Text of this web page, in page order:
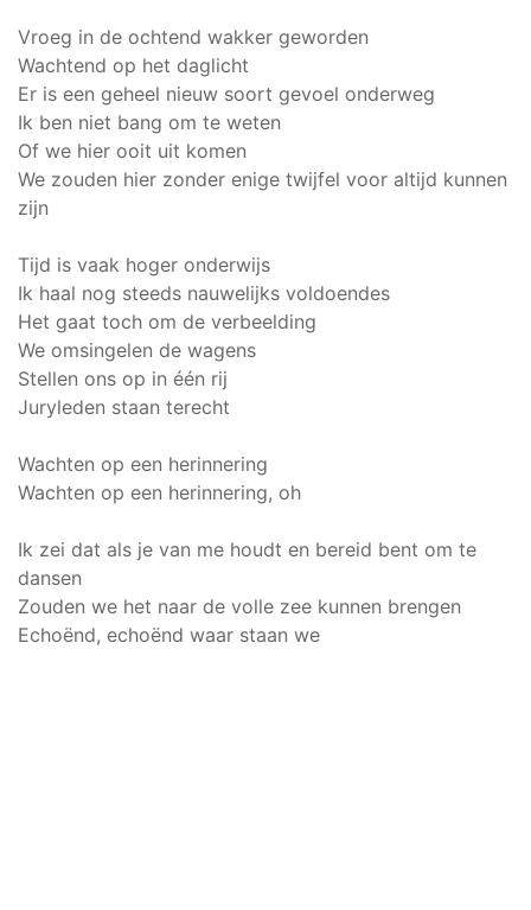
Vroeg in de ochtend wakker geworden
Wachtend op het daglicht
Er is een geheel nieuw soort gevoel onderweg
Ik ben niet bang om te weten
Of we hier ooit uit komen
We zouden hier zonder enige twijfel voor altijd kunnen
zijn
Tijd is vaak hoger onderwijs
Ik haal nog steeds nauwelijks voldoendes
Het gaat toch om de verbeelding
We omsingelen de wagens
Stellen ons op in één rij
Juryleden staan terecht
Wachten op een herinnering
Wachten op een herinnering, oh
Ik zei dat als je van me houdt en bereid bent om te
dansen
Zouden we het naar de volle zee kunnen brengen
Echoënd, echoënd waar staan we